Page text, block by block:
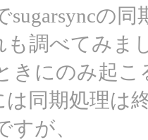
sugarsyncの
も調べてみま
きにのみ起こ
は同期処理は
すが、